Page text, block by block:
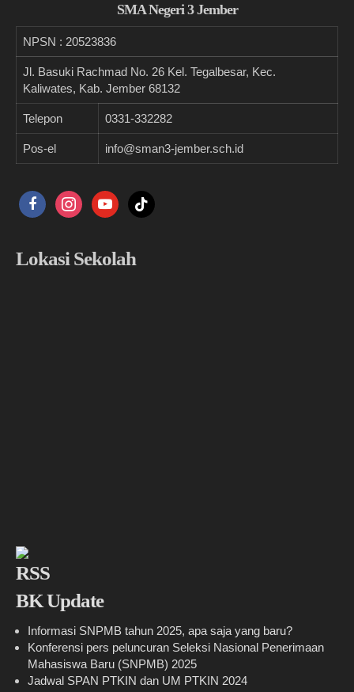
SMA Negeri 3 Jember
NPSN : 20523836
Jl. Basuki Rachmad No. 26 Kel. Tegalbesar, Kec.
Kaliwates, Kab. Jember 68132
Telepon 0331-332282
Pos-el info@sman3-jember.sch.id
facebookinstagramyoutubetiktok
Lokasi Sekolah
BK Update
Informasi SNPMB tahun 2025, apa saja yang baru?
Konferensi pers peluncuran Seleksi Nasional Penerimaan
Mahasiswa Baru (SNPMB) 2025
Jadwal SPAN PTKIN dan UM PTKIN 2024